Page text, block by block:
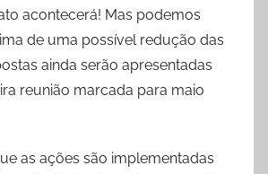
acontecerá! Mas podemos
de uma possível redução das
ainda serão apresentadas
reunião marcada para maio
as ações são implementadas